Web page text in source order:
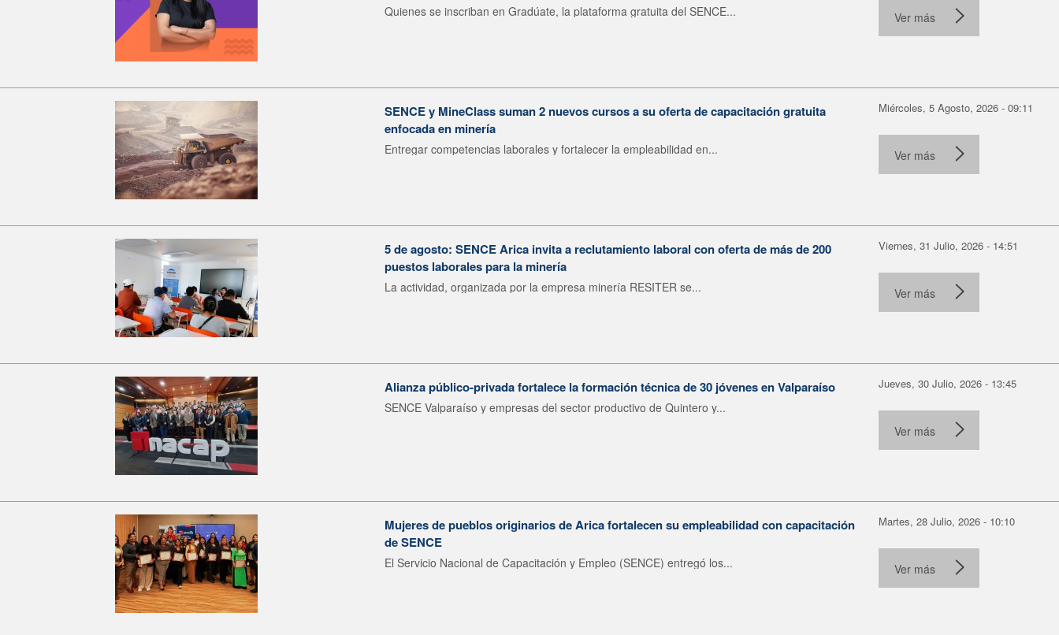
Quienes se inscriban en Gradúate, la plataforma gratuita del SENCE... Ver más
SENCE y MineClass suman 2 nuevos cursos a su oferta de capacitación gratuita
enfocada en minería
Entregar competencias laborales y fortalecer la empleabilidad en...
Miércoles, 5 Agosto, 2026 - 09:11
Ver más
5 de agosto: SENCE Arica invita a reclutamiento laboral con oferta de más de 200
puestos laborales para la minería
La actividad, organizada por la empresa minería RESITER se...
Viernes, 31 Julio, 2026 - 14:51
Ver más
Alianza público-privada fortalece la formación técnica de 30 jóvenes en Valparaíso
SENCE Valparaíso y empresas del sector productivo de Quintero y...
Jueves, 30 Julio, 2026 - 13:45
Ver más
Mujeres de pueblos originarios de Arica fortalecen su empleabilidad con capacitación
de SENCE
El Servicio Nacional de Capacitación y Empleo (SENCE) entregó los...
Martes, 28 Julio, 2026 - 10:10
Ver más